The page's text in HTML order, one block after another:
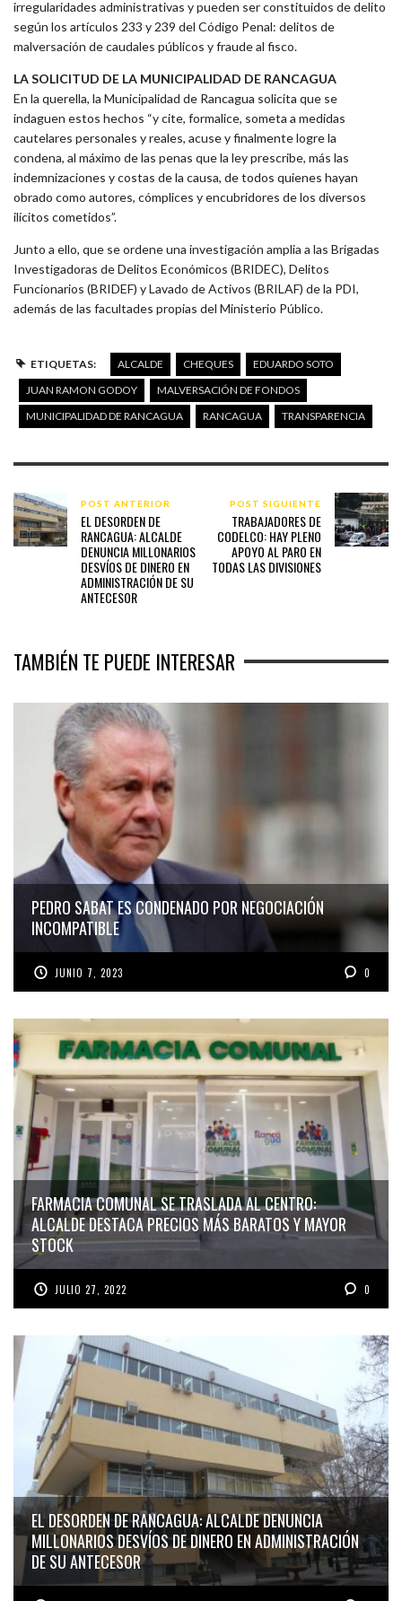
irregularidades administrativas y pueden ser constituidos de delito
según los artículos 233 y 239 del Código Penal: delitos de
malversación de caudales públicos y fraude al fisco.
LA SOLICITUD DE LA MUNICIPALIDAD DE RANCAGUA
En la querella, la Municipalidad de Rancagua solicita que se
indaguen estos hechos “y cite, formalice, someta a medidas
cautelares personales y reales, acuse y finalmente logre la
condena, al máximo de las penas que la ley prescribe, más las
indemnizaciones y costas de la causa, de todos quienes hayan
obrado como autores, cómplices y encubridores de los diversos
ilícitos cometidos”.
Junto a ello, que se ordene una investigación amplia a las Brigadas
Investigadoras de Delitos Económicos (BRIDEC), Delitos
Funcionarios (BRIDEF) y Lavado de Activos (BRILAF) de la PDI,
además de las facultades propias del Ministerio Público.
ETIQUETAS: ALCALDE CHEQUES
EDUARDO SOTO
JUAN RAMON GODOY
MALVERSACIÓN DE FONDOS
MUNICIPALIDAD DE RANCAGUA
RANCAGUA TRANSPARENCIA
POST ANTERIOR
EL DESORDEN DE
RANCAGUA: ALCALDE
DENUNCIA MILLONARIOS
DESVÍOS DE DINERO EN
ADMINISTRACIÓN DE SU
ANTECESOR
POST SIGUIENTE
TRABAJADORES DE
CODELCO: HAY PLENO
APOYO AL PARO EN
TODAS LAS DIVISIONES
TAMBIÉN TE PUEDE INTERESAR
PEDRO SABAT ES CONDENADO POR NEGOCIACIÓN
INCOMPATIBLE
JUNIO 7, 2023 0
FARMACIA COMUNAL SE TRASLADA AL CENTRO:
ALCALDE DESTACA PRECIOS MÁS BARATOS Y MAYOR
STOCK
JULIO 27, 2022 0
EL DESORDEN DE RANCAGUA: ALCALDE DENUNCIA
MILLONARIOS DESVÍOS DE DINERO EN ADMINISTRACIÓN
DE SU ANTECESOR